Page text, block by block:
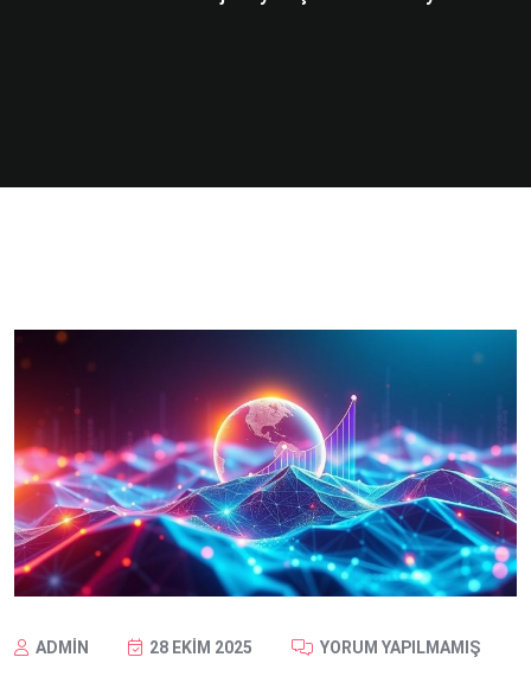
ADMIN 28 EKIM 2025 YORUM YAPILMAMIŞ